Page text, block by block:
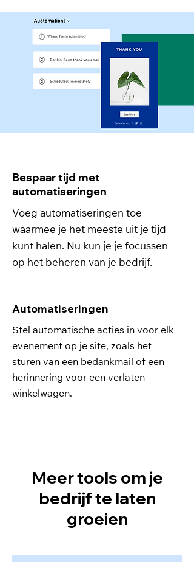
Bespaar tijd met
automatiseringen
Voeg automatiseringen toe
waarmee je het meeste uit je tijd
kunt halen. Nu kun je je focussen
op het beheren van je bedrijf.
Automatiseringen
Stel automatische acties in voor elk
evenement op je site, zoals het
sturen van een bedankmail of een
herinnering voor een verlaten
winkelwagen.
Meer tools om je
bedrijf te laten
groeien